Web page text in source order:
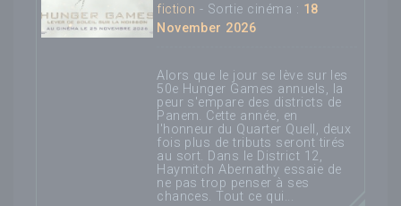
fiction - Sortie cinéma : 18
November 2026
Alors que le jour se lève sur les
50e Hunger Games annuels, la
peur s'empare des districts de
Panem. Cette année, en
l'honneur du Quarter Quell, deux
fois plus de tributs seront tirés
au sort. Dans le District 12,
Haymitch Abernathy essaie de
ne pas trop penser à ses
chances. Tout ce qui...